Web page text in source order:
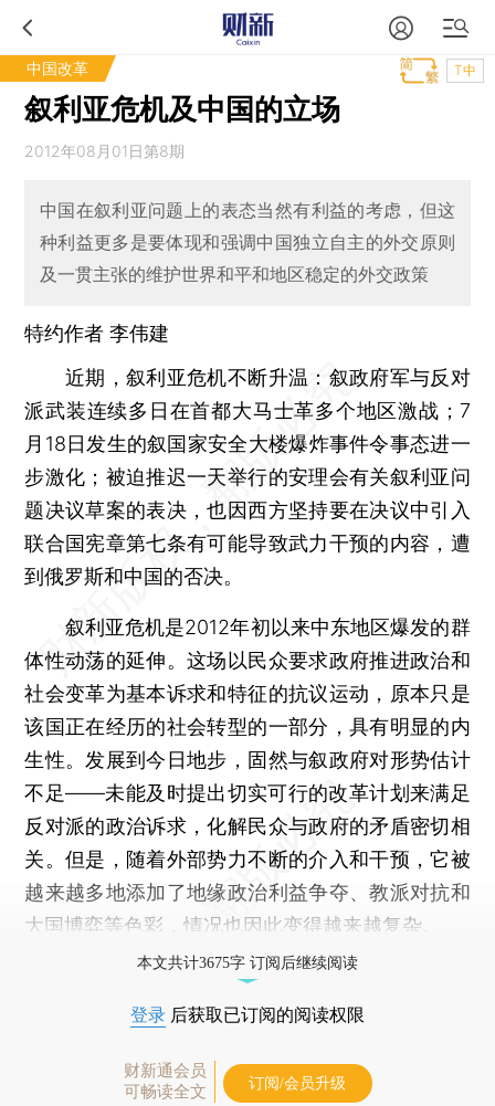
中国改革 T中
叙利亚危机及中国的立场
2012年08月01日第8期
中国在叙利亚问题上的表态当然有利益的考虑，但这
种利益更多是要体现和强调中国独立自主的外交原则
及一贯主张的维护世界和平和地区稳定的外交政策
特约作者 李伟建
近期，叙利亚危机不断升温：叙政府军与反对
派武装连续多日在首都大马士革多个地区激战；7
月18日发生的叙国家安全大楼爆炸事件令事态进一
步激化；被迫推迟一天举行的安理会有关叙利亚问
题决议草案的表决，也因西方坚持要在决议中引入
联合国宪章第七条有可能导致武力干预的内容，遭
到俄罗斯和中国的否决。
叙利亚危机是2012年初以来中东地区爆发的群
体性动荡的延伸。这场以民众要求政府推进政治和
社会变革为基本诉求和特征的抗议运动，原本只是
该国正在经历的社会转型的一部分，具有明显的内
生性。发展到今日地步，固然与叙政府对形势估计
不足——未能及时提出切实可行的改革计划来满足
反对派的政治诉求，化解民众与政府的矛盾密切相
关。但是，随着外部势力不断的介入和干预，它被
越来越多地添加了地缘政治利益争夺、教派对抗和
大国博弈等色彩，情况也因此变得越来越复杂。
本文共计3675字 订阅后继续阅读
登录 后获取已订阅的阅读权限
财新通会员
可畅读全文
订阅/会员升级